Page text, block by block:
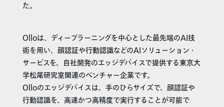
た。
Olloは、ディープラーニングを中心とした最先端のAI技
術を用い、顔認証や行動認識などのAIソリューション・
サービスを、自社開発のエッジデバイスで提供する東京大
学松尾研究室関連のベンチャー企業です。
Olloのエッジデバイスは、手のひらサイズで、顔認証や
行動認識を、高速かつ高精度で実行することが可能で